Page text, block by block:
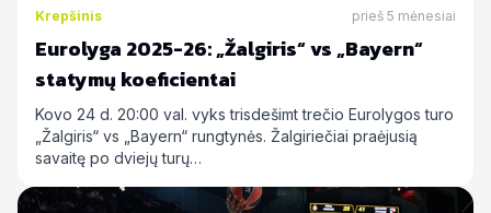
Krepšinis prieš 5 mėnesiai
Eurolyga 2025-26: „Žalgiris“ vs „Bayern“
statymų koeficientai
Kovo 24 d. 20:00 val. vyks trisdešimt trečio Eurolygos turo
„Žalgiris“ vs „Bayern“ rungtynės. Žalgiriečiai praėjusią
savaitę po dviejų turų…